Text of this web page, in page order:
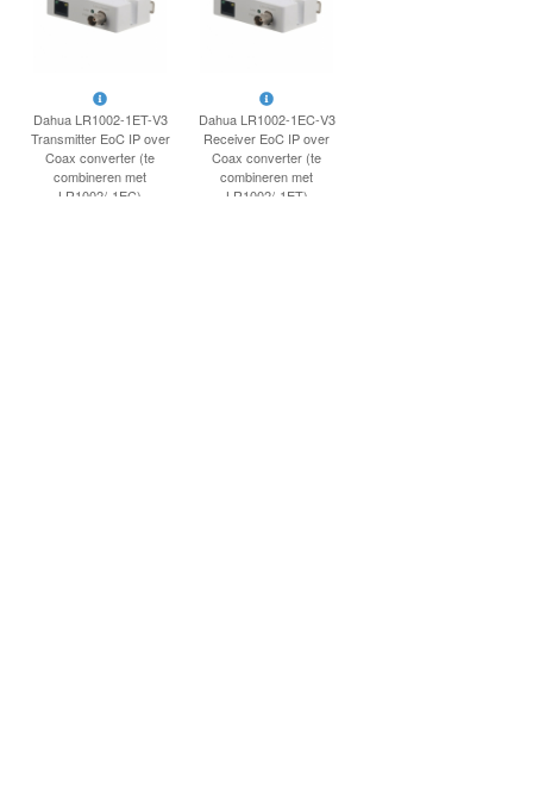
Dahua LR1002-1ET-V3
Transmitter EoC IP over
Coax converter (te
combineren met
LR1002/-1EC)
Dahua LR1002-1EC-V3
Receiver EoC IP over
Coax converter (te
combineren met
LR1002/-1ET)